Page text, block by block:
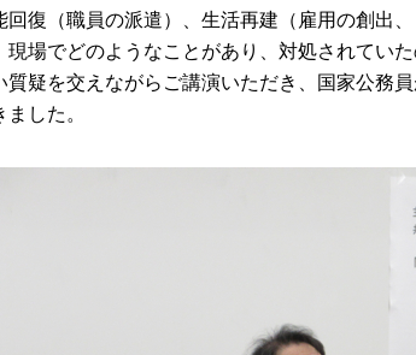
回復（職員の派遣）、生活再建（雇用の創出
現場でどのようなことがあり、対処されてい
質疑を交えながらご講演いただき、国家公務
した。